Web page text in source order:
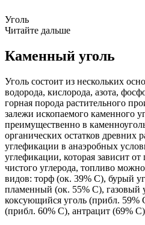
Уголь
Читайте дальше
Каменный уголь
Уголь состоит из нескольких
водорода, кислорода, азота,
горная порода растительного
залежи ископаемого каменного
преимущественно в
органических остатков древних
углефикации в анаэробных
углефикации, которая зависит
чистого углерода, топливо
видов: торф (ок. 39% C), бурый
пламенный (ок. 55% С), газовый
коксующийся уголь (прибл. 59%
(прибл. 60% С), антрацит (69%